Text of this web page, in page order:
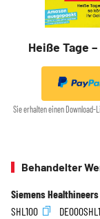
Heiße Tage
Sie erhalten einen Download-
Behandelter
Siemens
SHL100